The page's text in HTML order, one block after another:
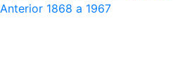
Anterior 1868 a 1967